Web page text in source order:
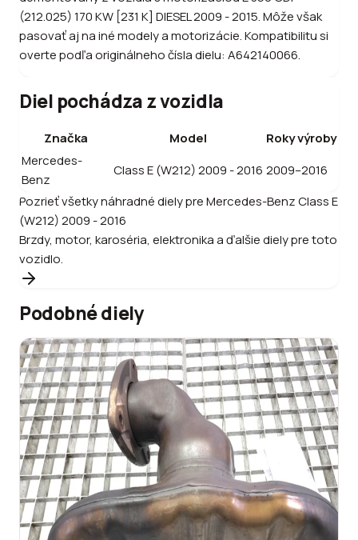
(212.025) 170 KW [231 K] DIESEL 2009 - 2015. Môže však
pasovať aj na iné modely a motorizácie. Kompatibilitu si
overte podľa originálneho čísla dielu: A642140066.
Diel pochádza z vozidla
Značka Model
Roky výroby
Mercedes-
Benz
Class E (W212) 2009 - 2016 2009–2016
Pozrieť všetky náhradné diely preMercedes-BenzClass E
(W212) 2009 - 2016
Brzdy, motor, karoséria, elektronika a ďalšie diely pre toto
vozidlo.
Podobné diely